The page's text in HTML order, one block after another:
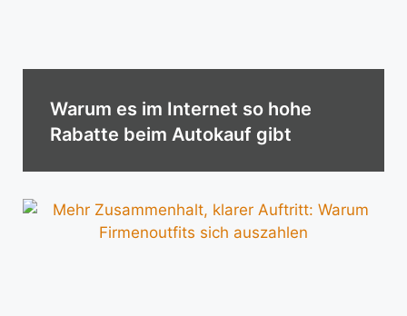
Warum es im Internet so hohe
Rabatte beim Autokauf gibt